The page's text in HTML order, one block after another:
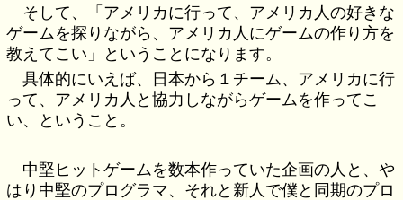
そして、「アメリカに行って、アメリカ人の好きな
ゲームを探りながら、アメリカ人にゲームの作り方を
教えてこい」ということになります。
具体的にいえば、日本から１チーム、アメリカに行
って、アメリカ人と協力しながらゲームを作ってこ
い、ということ。
中堅ヒットゲームを数本作っていた企画の人と、や
はり中堅のプログラマ、それと新人で僕と同期のプロ